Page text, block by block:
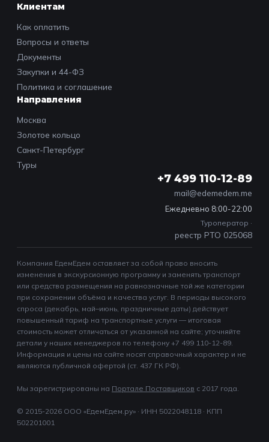
Клиентам
Как оплатить
Вопросы и ответы
Документы
Закупки и 44-ФЗ
Политика и соглашение
Направления
Москва
Золотое кольцо
Санкт-Петербург
Туры
+7 499 110-12-89
mail@edemedem.me
Ежедневно 8:00-22:00
Туроператор ·
реестр РТО 025068
Компания ЕдемЕдем оставляет за собой право вносить
изменения в экскурсионную программу и заменять транспорт
или средства размещения на равнозначные той же категории
при сохранении объёма и качества услуг. В периоды высокого
спроса (декабрь, май–июнь, праздничные даты) действует
повышенный тариф на транспортные услуги — итоговая
стоимость может отличаться от указанной на сайте; уточняйте
детали у наших менеджеров по телефону +7 499 110-12-89.
Информация и цены на сайте носят справочный характер и не
являются публичной офертой (ст. 437 ГК РФ).
Мы зарегистрированы на Портале Поставщиков c 2017 года.
© 2015-2026 ООО «ЕдемЕдем.ру» · ИНН 5022048118 · КПП
502201001